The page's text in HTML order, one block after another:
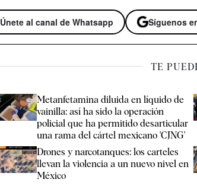
Únete al canal de Whatsapp Síguenos
TE
Metanfetamina diluida en líquido de
vainilla: así ha sido la operación
policial que ha permitido desarticular
una rama del cártel mexicano 'CJNG'
Drones y narcotanques: los carteles
llevan la violencia a un nuevo nivel en
México